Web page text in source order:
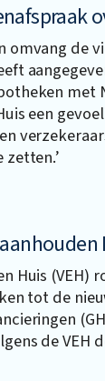
omvang de
met
een
Huis
tot de
de VEH